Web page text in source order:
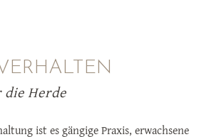
Herde
ist es gängige Praxis, erwachsene